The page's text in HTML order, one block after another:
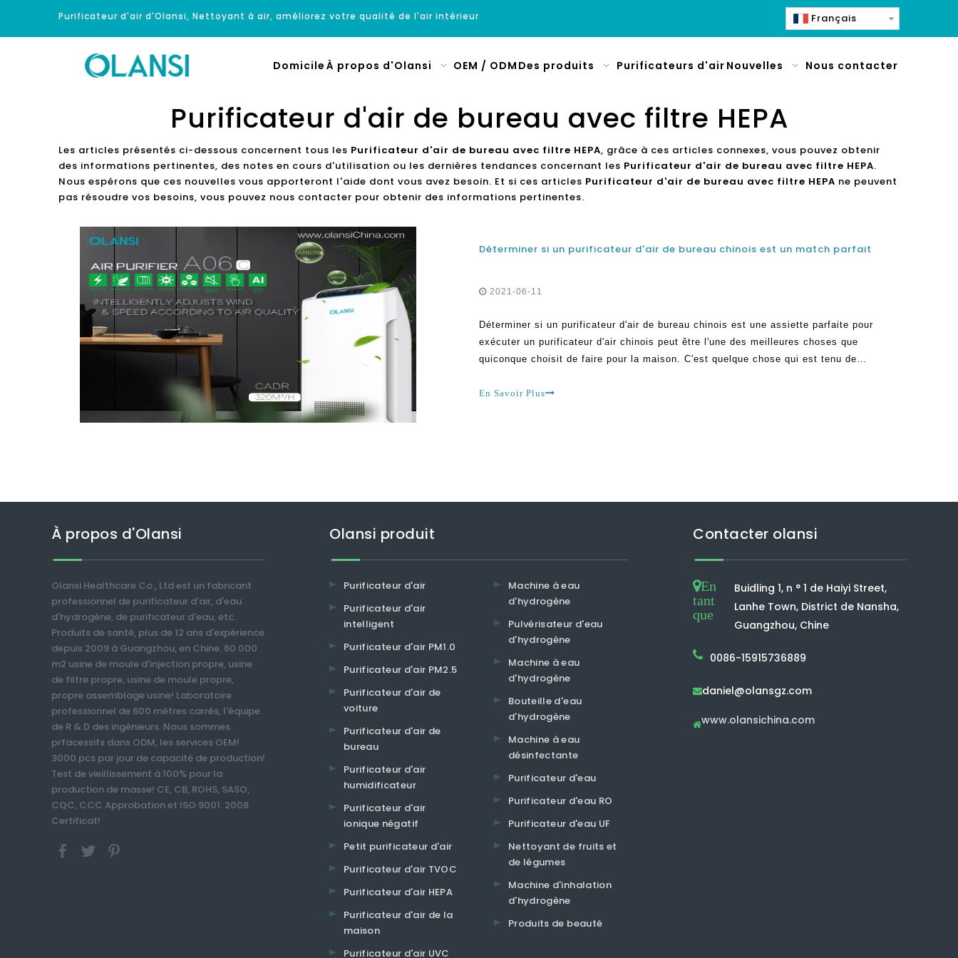
Purificateur d'air d'Olansi, Nettoyant à air, améliorez votre qualité de l'air intérieur Français
Domicile À propos d'Olansi OEM / ODM Des produits Purificateurs d'air Nouvelles Nous contacter
Purificateur d'air de bureau avec filtre HEPA
Les articles présentés ci-dessous concernent tous les Purificateur d'air de bureau avec filtre HEPA, grâce à ces articles connexes, vous pouvez obtenir
des informations pertinentes, des notes en cours d'utilisation ou les dernières tendances concernant les Purificateur d'air de bureau avec filtre HEPA.
Nous espérons que ces nouvelles vous apporteront l'aide dont vous avez besoin. Et si ces articles Purificateur d'air de bureau avec filtre HEPA ne peuvent
pas résoudre vos besoins, vous pouvez nous contacter pour obtenir des informations pertinentes.
Déterminer si un purificateur d'air de bureau chinois est un match parfait
2021-06-11
Déterminer si un purificateur d'air de bureau chinois est une assiette parfaite pour
exécuter un purificateur d'air chinois peut être l'une des meilleures choses que
quiconque choisit de faire pour la maison. C'est quelque chose qui est tenu de
de la maison, diffère
En Savoir Plus
À propos d'Olansi
Olansi Healthcare Co., Ltd est un fabricant
professionnel de purificateur d'air, d'eau
d'hydrogène, de purificateur d'eau, etc.
Produits de santé, plus de 12 ans d'expérience
depuis 2009 à Guangzhou, en Chine. 60 000
m2 usine de moule d'injection propre, usine
de filtre propre, usine de moule propre,
propre assemblage usine! Laboratoire
professionnel de 600 mètres carrés, l'équipe
de R & D des ingénieurs. Nous sommes
prfacessifs dans ODM, les services OEM!
3000 pcs par jour de capacité de production!
Test de vieillissement à 100% pour la
production de masse! CE, CB, ROHS, SASO,
CQC, CCC Approbation et ISO 9001: 2008
Certificat!
Olansi produit
Purificateur d'air
Purificateur d'air
intelligent
Purificateur d'air PM1.0
Purificateur d'air PM2.5
Purificateur d'air de
voiture
Purificateur d'air de
bureau
Purificateur d'air
humidificateur
Purificateur d'air
ionique négatif
Petit purificateur d'air
Purificateur d'air TVOC
Purificateur d'air HEPA
Purificateur d'air de la
maison
Purificateur d'air UVC
Machine à eau
d'hydrogène
Pulvérisateur d'eau
d'hydrogène
Machine à eau
d'hydrogène
Bouteille d'eau
d'hydrogène
Machine à eau
désinfectante
Purificateur d'eau
Purificateur d'eau RO
Purificateur d'eau UF
Nettoyant de fruits et
de légumes
Machine d'inhalation
d'hydrogène
Produits de beauté
Contacter olansi
En
tant
que
Buidling 1, n ° 1 de Haiyi Street,
Lanhe Town, District de Nansha,
Guangzhou, Chine
0086-15915736889
daniel@olansgz.com
www.olansichina.com